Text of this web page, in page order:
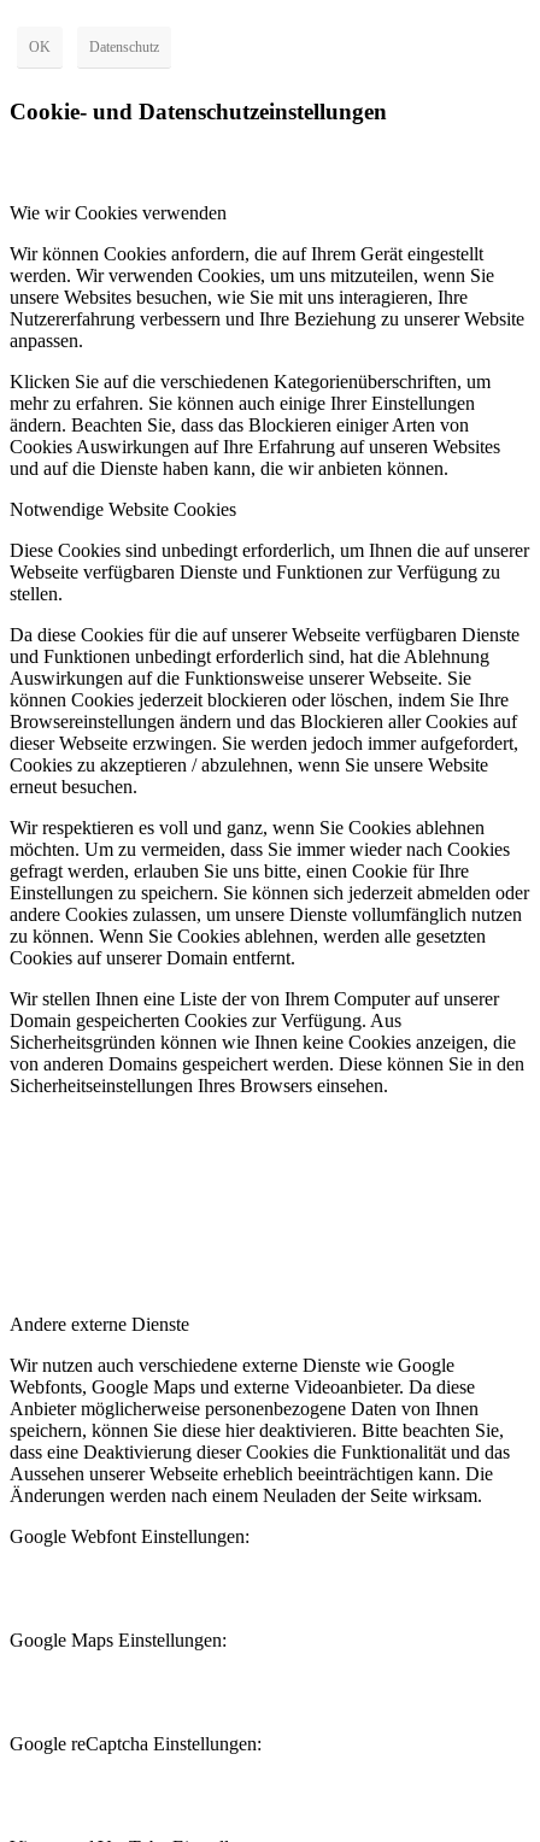
OK Datenschutz
Cookie- und Datenschutzeinstellungen
Wie wir Cookies verwenden
Wir können Cookies anfordern, die auf Ihrem Gerät eingestellt
werden. Wir verwenden Cookies, um uns mitzuteilen, wenn Sie
unsere Websites besuchen, wie Sie mit uns interagieren, Ihre
Nutzererfahrung verbessern und Ihre Beziehung zu unserer Website
anpassen.
Klicken Sie auf die verschiedenen Kategorienüberschriften, um
mehr zu erfahren. Sie können auch einige Ihrer Einstellungen
ändern. Beachten Sie, dass das Blockieren einiger Arten von
Cookies Auswirkungen auf Ihre Erfahrung auf unseren Websites
und auf die Dienste haben kann, die wir anbieten können.
Notwendige Website Cookies
Diese Cookies sind unbedingt erforderlich, um Ihnen die auf unserer
Webseite verfügbaren Dienste und Funktionen zur Verfügung zu
stellen.
Da diese Cookies für die auf unserer Webseite verfügbaren Dienste
und Funktionen unbedingt erforderlich sind, hat die Ablehnung
Auswirkungen auf die Funktionsweise unserer Webseite. Sie
können Cookies jederzeit blockieren oder löschen, indem Sie Ihre
Browsereinstellungen ändern und das Blockieren aller Cookies auf
dieser Webseite erzwingen. Sie werden jedoch immer aufgefordert,
Cookies zu akzeptieren / abzulehnen, wenn Sie unsere Website
erneut besuchen.
Wir respektieren es voll und ganz, wenn Sie Cookies ablehnen
möchten. Um zu vermeiden, dass Sie immer wieder nach Cookies
gefragt werden, erlauben Sie uns bitte, einen Cookie für Ihre
Einstellungen zu speichern. Sie können sich jederzeit abmelden oder
andere Cookies zulassen, um unsere Dienste vollumfänglich nutzen
zu können. Wenn Sie Cookies ablehnen, werden alle gesetzten
Cookies auf unserer Domain entfernt.
Wir stellen Ihnen eine Liste der von Ihrem Computer auf unserer
Domain gespeicherten Cookies zur Verfügung. Aus
Sicherheitsgründen können wie Ihnen keine Cookies anzeigen, die
von anderen Domains gespeichert werden. Diese können Sie in den
Sicherheitseinstellungen Ihres Browsers einsehen.
Andere externe Dienste
Wir nutzen auch verschiedene externe Dienste wie Google
Webfonts, Google Maps und externe Videoanbieter. Da diese
Anbieter möglicherweise personenbezogene Daten von Ihnen
speichern, können Sie diese hier deaktivieren. Bitte beachten Sie,
dass eine Deaktivierung dieser Cookies die Funktionalität und das
Aussehen unserer Webseite erheblich beeinträchtigen kann. Die
Änderungen werden nach einem Neuladen der Seite wirksam.
Google Webfont Einstellungen:
Google Maps Einstellungen:
Google reCaptcha Einstellungen: